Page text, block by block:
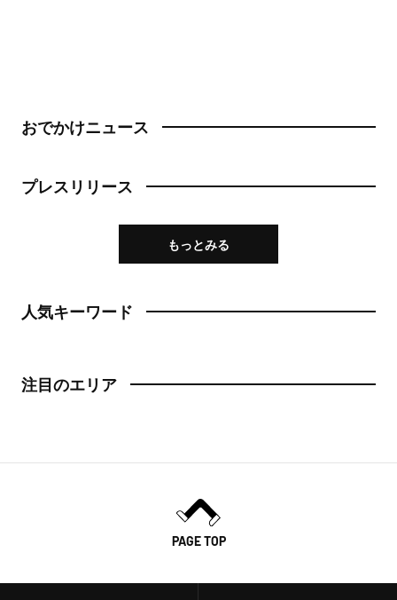
おでかけニュース
プレスリリース
もっとみる
人気キーワード
注目のエリア
PAGE TOP